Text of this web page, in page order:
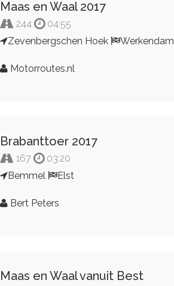
Maas en Waal 2017
244
04:55
Zevenbergschen Hoek
Werkendam
Motorroutes.nl
Brabanttoer 2017
167
03:20
Bemmel
Elst
Bert Peters
Maas en Waal vanuit Best